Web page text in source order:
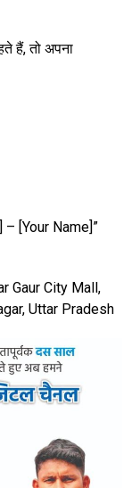
हैं, तो अपना
[Your Name]”
Gaur City Mall,
Uttar Pradesh